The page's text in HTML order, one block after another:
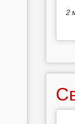
2